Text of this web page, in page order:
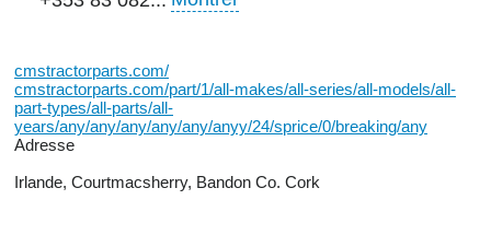
cmstractorparts.com/
cmstractorparts.com/part/1/all-makes/all-series/all-models/all-
part-types/all-parts/all-
years/any/any/any/any/any/anyy/24/sprice/0/breaking/any
Adresse
Irlande, Courtmacsherry, Bandon Co. Cork